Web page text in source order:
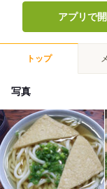
アプリで開
トップ
写真